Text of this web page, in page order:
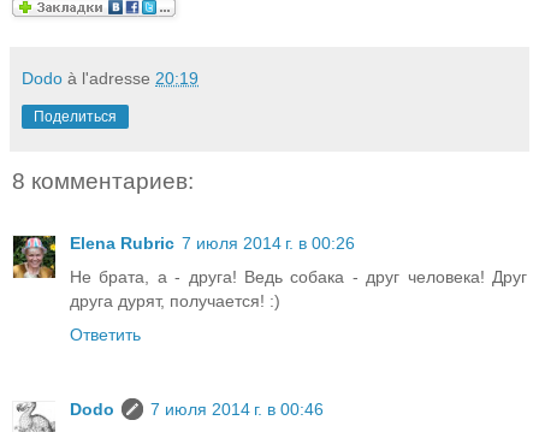
Dodo à l'adresse 20:19
Поделиться
8 комментариев:
Elena Rubric 7 июля 2014 г. в 00:26
Не брата, а - друга! Ведь собака - друг человека! Друг
друга дурят, получается! :)
Ответить
Dodo
7 июля 2014 г. в 00:46